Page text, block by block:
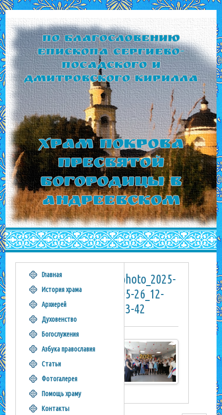
По благословению
Епископа Сергиево-
Посадского и
Дмитровского Кирилла
Храм Покрова
Пресвятой
Богородицы в
Андреевском
photo_2025-
05-26_12-
23-42
Главная
История храма
Архиерей
Духовенство
Богослужения
Азбука православия
Статьи
Фотогалерея
Помощь храму
Контакты